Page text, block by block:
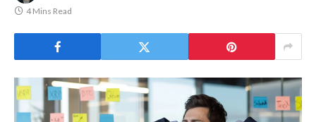
4 Mins Read